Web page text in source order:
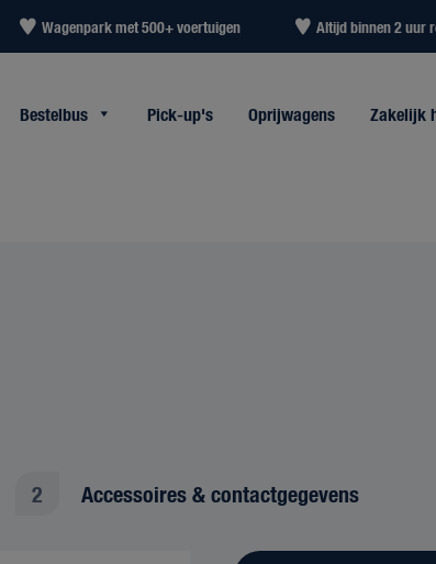
Wagenpark met 500+ voertuigen Altijd binnen 2 uur
Bestelbus Pick-up's Oprijwagens Zakelijk
2 Accessoires & contactgegevens